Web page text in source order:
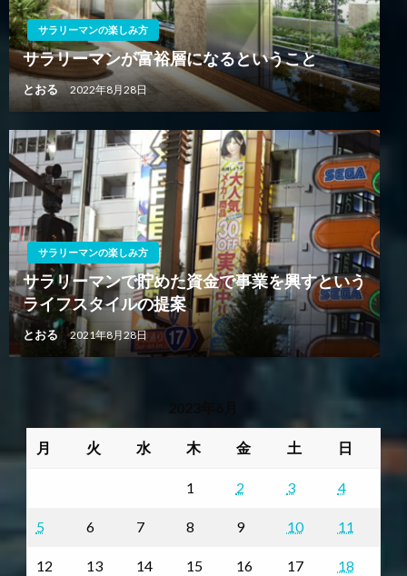
サラリーマンの楽しみ方
サラリーマンが富裕層になるということ
とおる 2022年8月28日
サラリーマンの楽しみ方
サラリーマンで貯めた資金で事業を興すという
ライフスタイルの提案
とおる 2021年8月28日
月 火 水 木 金 土 日
1 2 3 4
5 6 7 8 9 10 11
12 13 14 15 16 17 18